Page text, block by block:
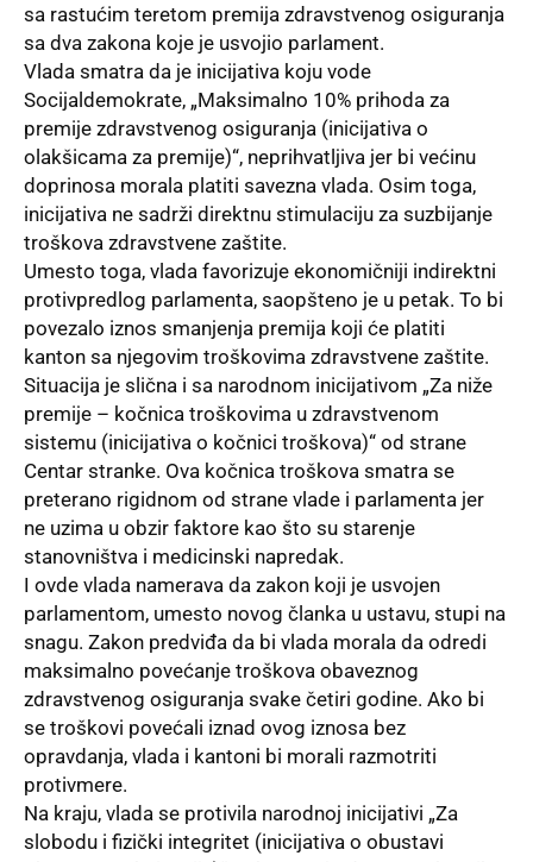
sa rastućim teretom premija zdravstvenog osiguranja
sa dva zakona koje je usvojio parlament.
Vlada smatra da je inicijativa koju vode
Socijaldemokrate, „Maksimalno 10% prihoda za
premije zdravstvenog osiguranja (inicijativa o
olakšicama za premije)“, neprihvatljiva jer bi većinu
doprinosa morala platiti savezna vlada. Osim toga,
inicijativa ne sadrži direktnu stimulaciju za suzbijanje
troškova zdravstvene zaštite.
Umesto toga, vlada favorizuje ekonomičniji indirektni
protivpredlog parlamenta, saopšteno je u petak. To bi
povezalo iznos smanjenja premija koji će platiti
kanton sa njegovim troškovima zdravstvene zaštite.
Situacija je slična i sa narodnom inicijativom „Za niže
premije – kočnica troškovima u zdravstvenom
sistemu (inicijativa o kočnici troškova)“ od strane
Centar stranke. Ova kočnica troškova smatra se
preterano rigidnom od strane vlade i parlamenta jer
ne uzima u obzir faktore kao što su starenje
stanovništva i medicinski napredak.
I ovde vlada namerava da zakon koji je usvojen
parlamentom, umesto novog članka u ustavu, stupi na
snagu. Zakon predviđa da bi vlada morala da odredi
maksimalno povećanje troškova obaveznog
zdravstvenog osiguranja svake četiri godine. Ako bi
se troškovi povećali iznad ovog iznosa bez
opravdanja, vlada i kantoni bi morali razmotriti
protivmere.
Na kraju, vlada se protivila narodnoj inicijativi „Za
slobodu i fizički integritet (inicijativa o obustavi